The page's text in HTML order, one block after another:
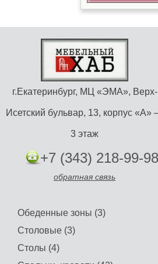
г.Екатеринбург, МЦ «ЭМА», Верх-
Исетский бульвар, 13, корпус «А»
3 этаж
+7 (343) 218-99-98
обратная связь
Обеденные зоны (3)
Столовые (3)
Столы (4)